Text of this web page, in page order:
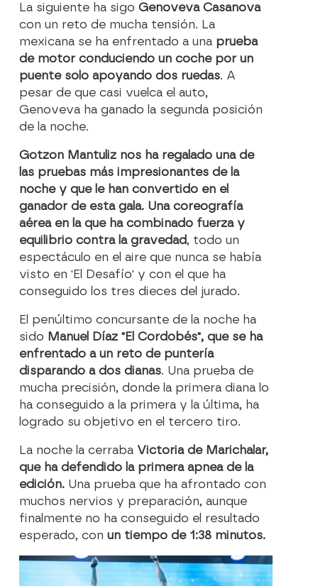
La siguiente ha sigoGenoveva Casanova
con un reto de mucha tensión. La
mexicana se ha enfrentado a una prueba
de motor conduciendo un coche por un
puente solo apoyando dos ruedas. A
pesar de que casi vuelca el auto,
Genoveva ha ganado la segunda posición
de la noche.
Gotzon Mantuliz nos ha regalado una de
las pruebas más impresionantes de la
noche y que le han convertido en el
ganador de esta gala. Una coreografía
aérea en la que ha combinado fuerza y
equilibrio contra la gravedad, todo un
espectáculo en el aire que nunca se había
visto en 'El Desafío' y con el que ha
conseguido los tres dieces del jurado.
El penúltimo concursante de la noche ha
sido Manuel Díaz "El Cordobés", que se ha
enfrentado a un reto de puntería
disparando a dos dianas. Una prueba de
mucha precisión, donde la primera diana lo
ha conseguido a la primera y la última, ha
logrado su objetivo en el tercero tiro.
La noche la cerraba Victoria de Marichalar,
que ha defendido la primera apnea de la
edición. Una prueba que ha afrontado con
muchos nervios y preparación, aunque
finalmente no ha conseguido el resultado
esperado, conun tiempo de 1:38 minutos.